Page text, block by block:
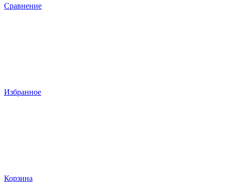
Сравнение
Избранное
Корзина